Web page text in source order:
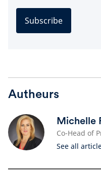
Subscribe
Autheurs
Michelle
Co-Head of
See all